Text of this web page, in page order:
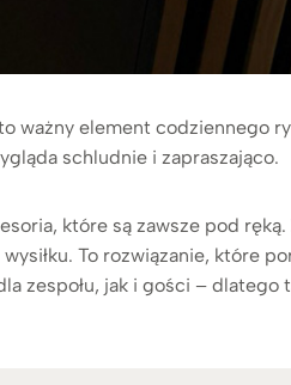
ważny element codziennego
schludnie i zapraszająco.
które są zawsze pod ręką.
To rozwiązanie, które
zespołu, jak i gości – dlatego